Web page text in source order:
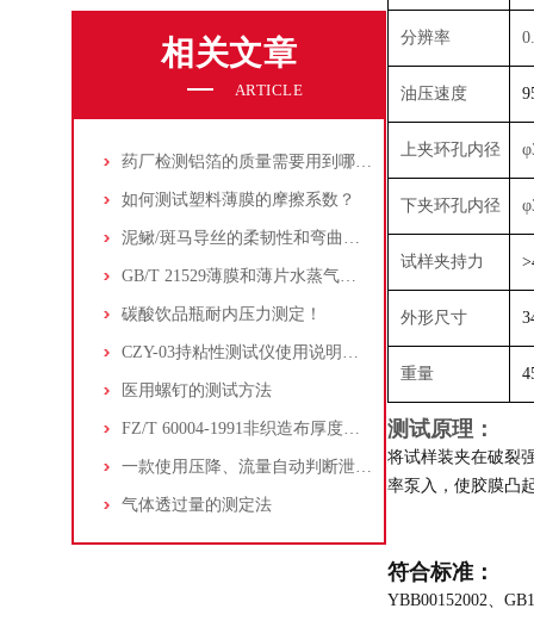
相关文章
ARTICLE
药厂检测铝箔的质量需要用到哪些检测仪器呢？
如何测试塑料薄膜的摩擦系数？
泥鳅/斑马导丝的柔韧性和弯曲性能测试
GB/T 21529薄膜和薄片水蒸气透过率的测定--电解传感器法
碳酸饮品瓶耐内压力测定！
CZY-03持粘性测试仪使用说明书和维护保养
医用螺钉的测试方法
FZ/T 60004-1991非织造布厚度的测定
一款使用压降、流量自动判断泄漏的真空衰减仪-山东普创
气体透过量的测定法
分辨率
油压速度
上夹环孔内径
下夹环孔内径
试样夹持力
外形尺寸
重量
测试原理：
将试样装夹在破裂
率泵入，使胶膜凸
符合标准：
YBB00152002、